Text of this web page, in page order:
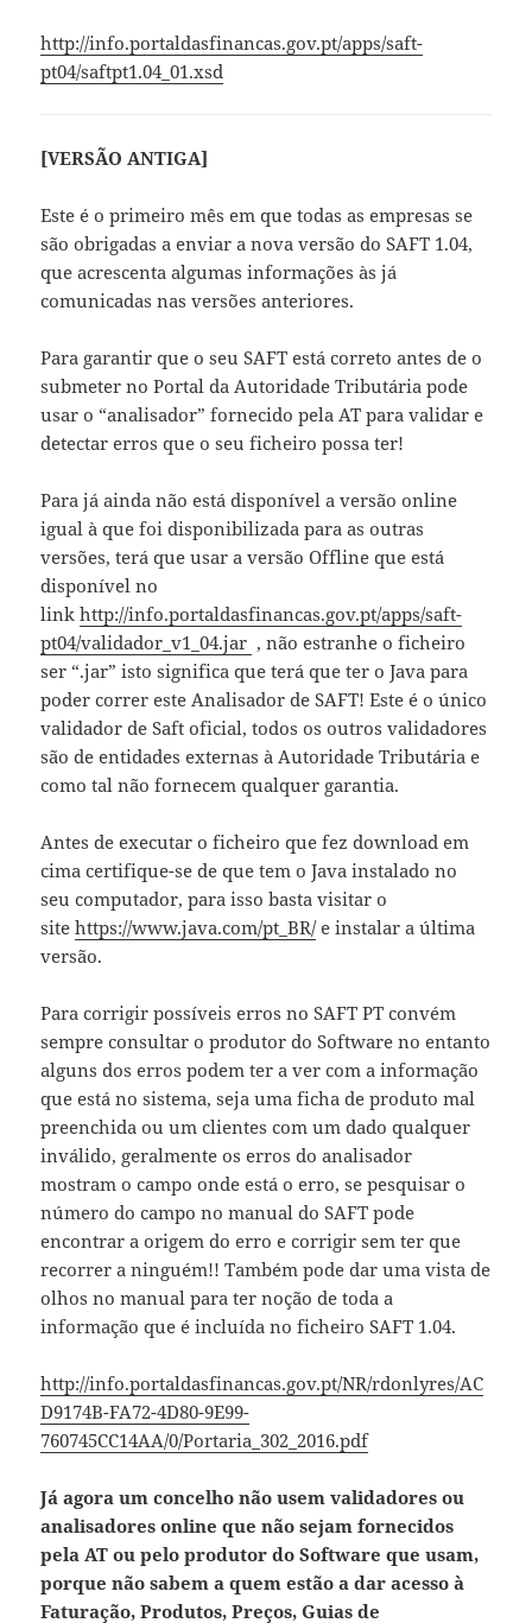
http://info.portaldasfinancas.gov.pt/apps/saft-
pt04/saftpt1.04_01.xsd
[VERSÃO ANTIGA]
Este é o primeiro mês em que todas as empresas se
são obrigadas a enviar a nova versão do SAFT 1.04,
que acrescenta algumas informações às já
comunicadas nas versões anteriores.
Para garantir que o seu SAFT está correto antes de o
submeter no Portal da Autoridade Tributária pode
usar o “analisador” fornecido pela AT para validar e
detectar erros que o seu ficheiro possa ter!
Para já ainda não está disponível a versão online
igual à que foi disponibilizada para as outras
versões, terá que usar a versão Offline que está
disponível no
linkhttp://info.portaldasfinancas.gov.pt/apps/saft-
pt04/validador_v1_04.jar , não estranhe o ficheiro
ser “.jar” isto significa que terá que ter o Java para
poder correr este Analisador de SAFT! Este é o único
validador de Saft oficial, todos os outros validadores
são de entidades externas à Autoridade Tributária e
como tal não fornecem qualquer garantia.
Antes de executar o ficheiro que fez download em
cima certifique-se de que tem o Java instalado no
seu computador, para isso basta visitar o
sitehttps://www.java.com/pt_BR/e instalar a última
versão.
Para corrigir possíveis erros no SAFT PT convém
sempre consultar o produtor do Software no entanto
alguns dos erros podem ter a ver com a informação
que está no sistema, seja uma ficha de produto mal
preenchida ou um clientes com um dado qualquer
inválido, geralmente os erros do analisador
mostram o campo onde está o erro, se pesquisar o
número do campo no manual do SAFT pode
encontrar a origem do erro e corrigir sem ter que
recorrer a ninguém!! Também pode dar uma vista de
olhos no manual para ter noção de toda a
informação que é incluída no ficheiro SAFT 1.04.
http://info.portaldasfinancas.gov.pt/NR/rdonlyres/AC
D9174B-FA72-4D80-9E99-
760745CC14AA/0/Portaria_302_2016.pdf
Já agora um concelho não usem validadores ou
analisadores online que não sejam fornecidos
pela AT ou pelo produtor do Software que usam,
porque não sabem a quem estão a dar acesso à
Faturação, Produtos, Preços, Guias de